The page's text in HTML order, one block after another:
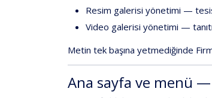
Resim galerisi yönetimi —
Video galerisi yönetimi —
Metin tek başına yetmediğinde
Ana sayfa ve menü —